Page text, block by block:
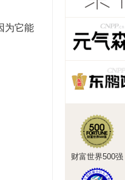
为它能
财富世界500强